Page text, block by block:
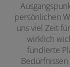
persönlichen
uns viel Zeit
wirklich
fundierte